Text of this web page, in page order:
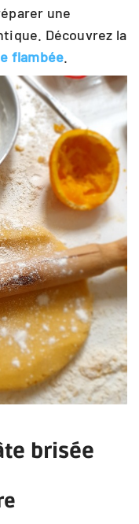
une
Découvrez la
flambée.
brisée